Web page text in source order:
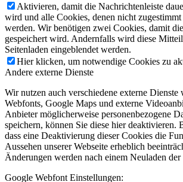
Aktivieren, damit die Nachrichtenleiste
wird und alle Cookies, denen nicht
werden. Wir benötigen zwei Cookies, damit
gespeichert wird. Andernfalls wird diese
Seitenladen eingeblendet werden.
Hier klicken, um notwendige Cookies zu
Andere externe Dienste
Wir nutzen auch verschiedene externe Dienste
Webfonts, Google Maps und externe
Anbieter möglicherweise personenbezogene
speichern, können Sie diese hier deaktivieren.
dass eine Deaktivierung dieser Cookies die
Aussehen unserer Webseite erheblich
Änderungen werden nach einem Neuladen
Google Webfont Einstellungen: